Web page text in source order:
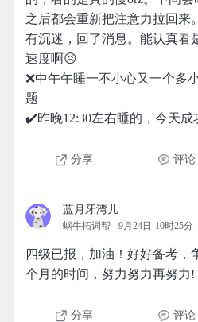
之后都会重新把注意力拉回来
有沉迷，回了消息。能认真看
速度啊😣
❌中午午睡一不小心又一个多
题
✔️昨晚12:30左右睡的，今天成
分享 评论
蓝月牙湾儿
蜗牛拓词帮 9月24日 10时25分
四级已报，加油！好好备考，
个月的时间，努力努力再努力!
分享 评论